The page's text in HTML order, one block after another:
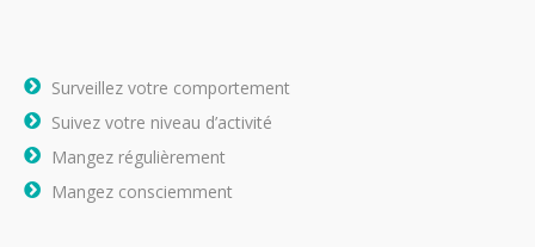
Surveillez votre comportement
Suivez votre niveau d’activité
Mangez régulièrement
Mangez consciemment